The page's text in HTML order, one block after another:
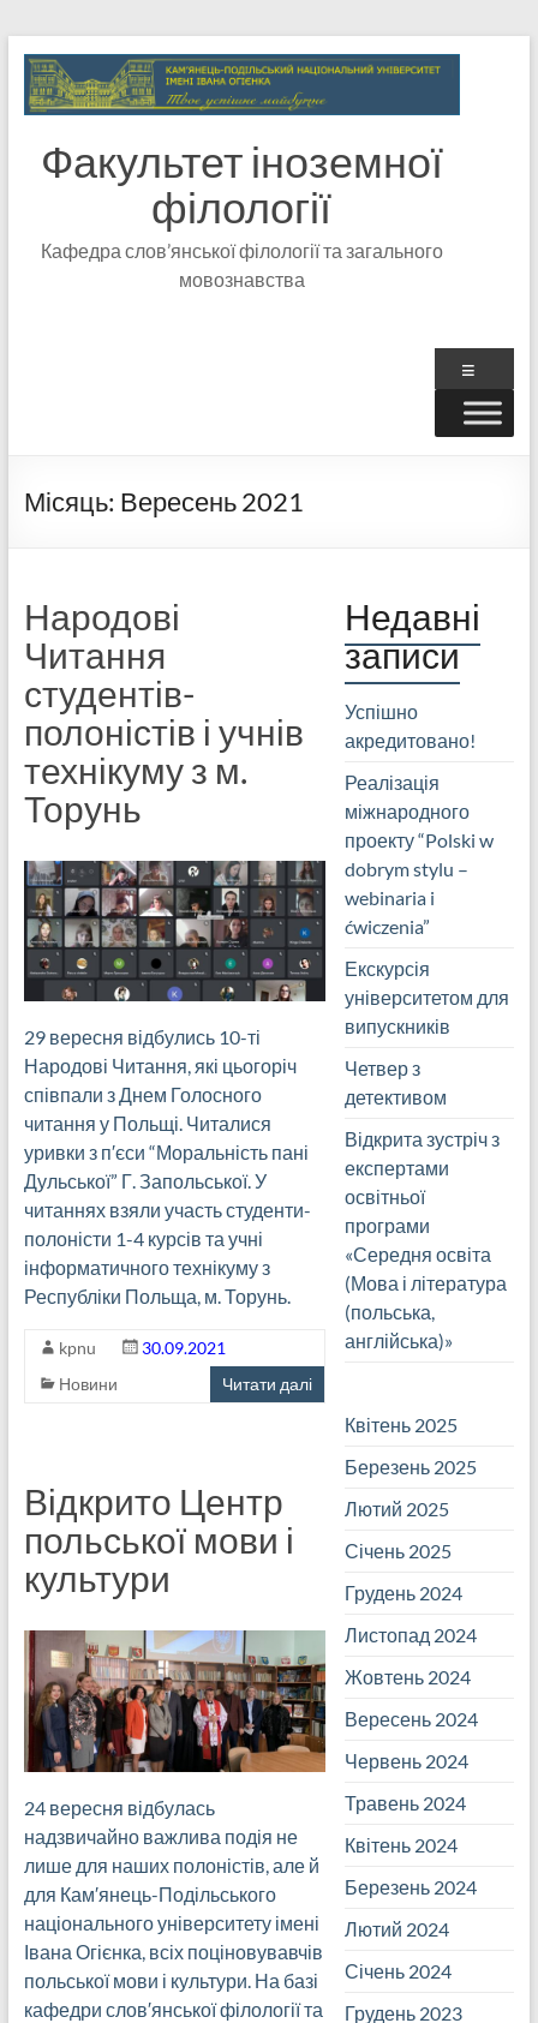
Факультет іноземної
філології
Кафедра слов’янської філології та загального
мовознавства
Місяць: Вересень 2021
Народові
Читання
студентів-
полоністів і учнів
технікуму з м.
Торунь
29 вересня відбулись 10-ті
Народові Читання, які цьогоріч
співпали з Днем Голосного
читання у Польщі. Читалися
уривки з п′єси “Моральність пані
Дульської” Г. Запольської. У
читаннях взяли участь студенти-
полоністи 1-4 курсів та учні
інформатичного технікуму з
Республіки Польща, м. Торунь.
kpnu
30.09.2021
Новини
Читати далі
Відкрито Центр
польської мови і
культури
24 вересня відбулась
надзвичайно важлива подія не
лише для наших полоністів, але й
для Кам′янець-Подільського
національного університету імені
Івана Огієнка, всіх поціновувавчів
польської мови і культури. На базі
кафедри слов′янської філології та
Недавні
записи
Успішно
акредитовано!
Реалізація
міжнародного
проекту “Polski w
dobrym stylu –
webinaria i
ćwiczenia”
Екскурсія
університетом для
випускників
Четвер з
детективом
Відкрита зустріч з
експертами
освітньої
програми
«Середня освіта
(Мова і література
(польська,
англійська)»
Квітень 2025
Березень 2025
Лютий 2025
Січень 2025
Грудень 2024
Листопад 2024
Жовтень 2024
Вересень 2024
Червень 2024
Травень 2024
Квітень 2024
Березень 2024
Лютий 2024
Січень 2024
Грудень 2023